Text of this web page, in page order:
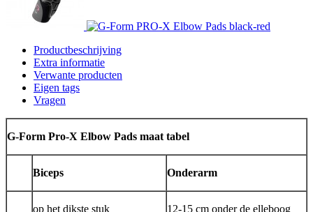
Productbeschrijving
Extra informatie
Verwante producten
Eigen tags
Vragen
G-Form Pro-X Elbow Pads maat tabel
Biceps Onderarm
op het dikste stuk 12-15 cm onder de elleboog